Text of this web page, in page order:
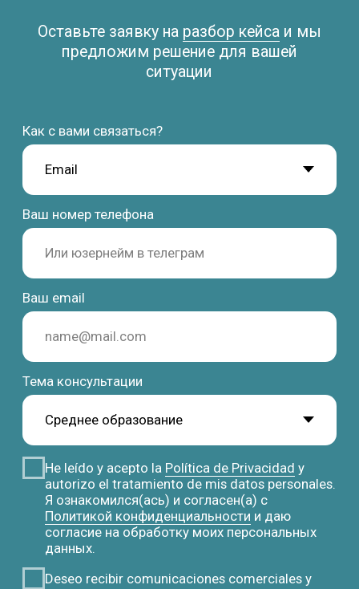
Учёба и переезд в Испанию без стресса и ошибок
Получить стратегию
Контакты
Переезд
Программы
Работаем онлайн
hola@studybarcelona.su
Студенческая виза
Документы
Новости
Языковые академии
Политика конфиденциальности
© TOMO CERO, S.L.U. 2026CIF: B62544374
Высшее образование
Языковые курсы
Летние программы
Aviso Legal